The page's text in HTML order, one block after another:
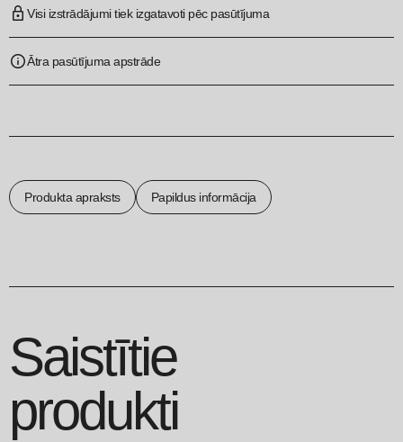
Visi izstrādājumi tiek izgatavoti pēc pasūtījuma
Ātra pasūtījuma apstrāde
Produkta apraksts Papildus informācija
Saistītie
produkti